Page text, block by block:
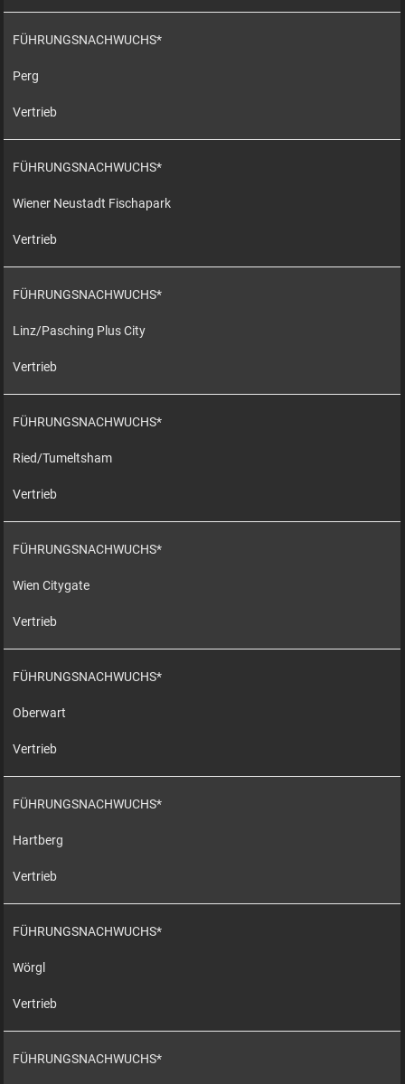
FÜHRUNGSNACHWUCHS*
Perg
Vertrieb
FÜHRUNGSNACHWUCHS*
Wiener Neustadt Fischapark
Vertrieb
FÜHRUNGSNACHWUCHS*
Linz/Pasching Plus City
Vertrieb
FÜHRUNGSNACHWUCHS*
Ried/Tumeltsham
Vertrieb
FÜHRUNGSNACHWUCHS*
Wien Citygate
Vertrieb
FÜHRUNGSNACHWUCHS*
Oberwart
Vertrieb
FÜHRUNGSNACHWUCHS*
Hartberg
Vertrieb
FÜHRUNGSNACHWUCHS*
Wörgl
Vertrieb
FÜHRUNGSNACHWUCHS*